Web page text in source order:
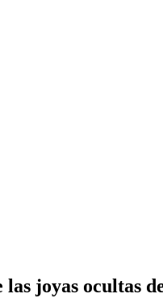
joyas ocultas